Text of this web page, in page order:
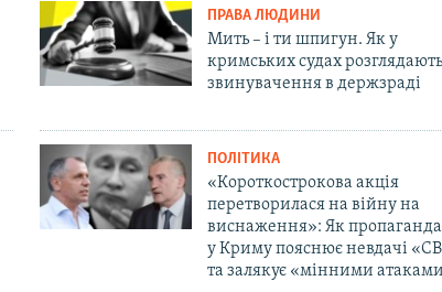
ПРАВА ЛЮДИНИ
Мить – і ти шпигун. Як у
кримських судах розглядають
звинувачення в держзраді
ПОЛІТИКА
«Короткострокова акція
перетворилася на війну на
виснаження»: Як
у Криму пояснює невдачі
та залякує «мінними